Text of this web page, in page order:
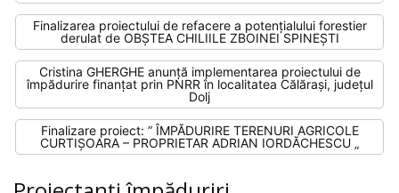
Finalizarea proiectului de refacere a potențialului forestier
derulat de OBȘTEA CHILIILE ZBOINEI SPINEȘTI
Cristina GHERGHE anunță implementarea proiectului de
împădurire finanțat prin PNRR în localitatea Călărași, județul
Dolj
Finalizare proiect: ” ÎMPĂDURIRE TERENURI AGRICOLE
CURTIȘOARA – PROPRIETAR ADRIAN IORDĂCHESCU „